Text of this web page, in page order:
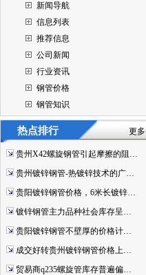
新闻导航
信息列表
推荐信息
公司新闻
行业资讯
钢管价格
钢管知识
热点排行 更
贵州X42螺旋钢管引起摩擦的阻…
贵州镀锌钢管-热镀锌技术的广…
贵阳镀锌钢管价格，6米长镀锌…
镀锌钢管主力品种社会库存呈…
贵阳镀锌钢管不壁厚的价格计…
成交好转贵州镀锌钢管价格上…
贸易商q235螺旋管库存普遍偏…